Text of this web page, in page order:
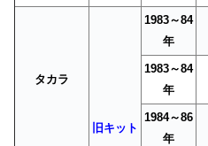
タカラ
旧キット
1983～84
年
1983～84
年
1984～86
年